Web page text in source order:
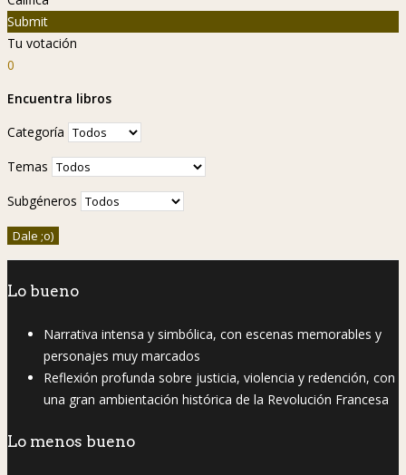
Submit
Tu votación
0
Encuentra libros
Categoría
Temas
Subgéneros
Lo bueno
Narrativa intensa y simbólica, con escenas memorables y
personajes muy marcados
Reflexión profunda sobre justicia, violencia y redención, con
una gran ambientación histórica de la Revolución Francesa
Lo menos bueno